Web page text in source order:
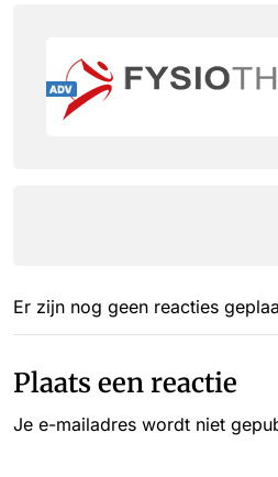
Er zijn nog geen reacties
Plaats een reactie
Je e-mailadres wordt niet